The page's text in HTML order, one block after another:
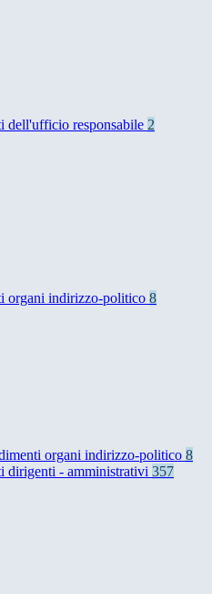
dell'ufficio responsabile 2
organi indirizzo-politico 8
organi indirizzo-politico 8
dirigenti - amministrativi 357